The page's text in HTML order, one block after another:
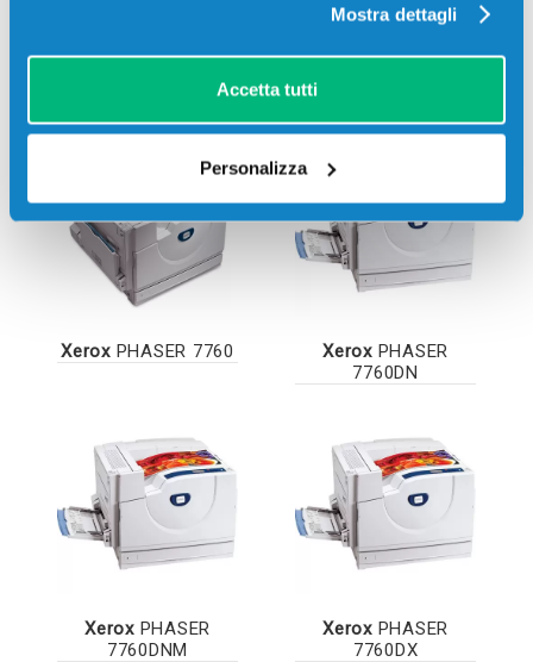
Mostra dettagli
Accetta tutti
Personalizza
XeroxPHASER 7760 XeroxPHASER
7760DN
XeroxPHASER
7760DNM
XeroxPHASER
7760DX